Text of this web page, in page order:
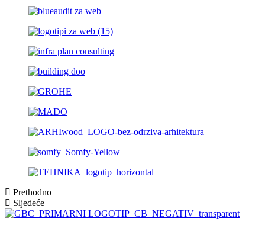
Prethodno
Sljedeće